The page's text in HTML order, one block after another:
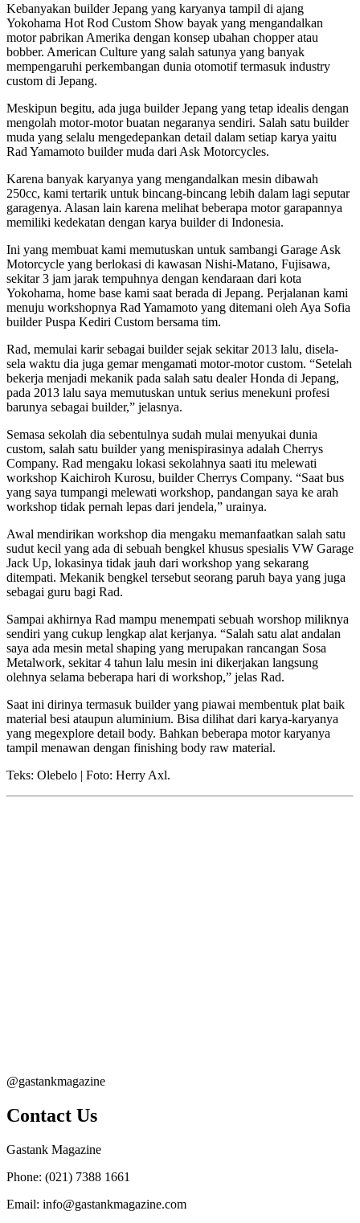
Kebanyakan builder Jepang yang karyanya tampil di ajang
Yokohama Hot Rod Custom Show bayak yang mengandalkan
motor pabrikan Amerika dengan konsep ubahan chopper atau
bobber. American Culture yang salah satunya yang banyak
mempengaruhi perkembangan dunia otomotif termasuk industry
custom di Jepang.
Meskipun begitu, ada juga builder Jepang yang tetap idealis dengan
mengolah motor-motor buatan negaranya sendiri. Salah satu builder
muda yang selalu mengedepankan detail dalam setiap karya yaitu
Rad Yamamoto builder muda dari Ask Motorcycles.
Karena banyak karyanya yang mengandalkan mesin dibawah
250cc, kami tertarik untuk bincang-bincang lebih dalam lagi seputar
garagenya. Alasan lain karena melihat beberapa motor garapannya
memiliki kedekatan dengan karya builder di Indonesia.
Ini yang membuat kami memutuskan untuk sambangi Garage Ask
Motorcycle yang berlokasi di kawasan Nishi-Matano, Fujisawa,
sekitar 3 jam jarak tempuhnya dengan kendaraan dari kota
Yokohama, home base kami saat berada di Jepang. Perjalanan kami
menuju workshopnya Rad Yamamoto yang ditemani oleh Aya Sofia
builder Puspa Kediri Custom bersama tim.
Rad, memulai karir sebagai builder sejak sekitar 2013 lalu, disela-
sela waktu dia juga gemar mengamati motor-motor custom. “Setelah
bekerja menjadi mekanik pada salah satu dealer Honda di Jepang,
pada 2013 lalu saya memutuskan untuk serius menekuni profesi
barunya sebagai builder,” jelasnya.
Semasa sekolah dia sebentulnya sudah mulai menyukai dunia
custom, salah satu builder yang menispirasinya adalah Cherrys
Company. Rad mengaku lokasi sekolahnya saati itu melewati
workshop Kaichiroh Kurosu, builder Cherrys Company. “Saat bus
yang saya tumpangi melewati workshop, pandangan saya ke arah
workshop tidak pernah lepas dari jendela,” urainya.
Awal mendirikan workshop dia mengaku memanfaatkan salah satu
sudut kecil yang ada di sebuah bengkel khusus spesialis VW Garage
Jack Up, lokasinya tidak jauh dari workshop yang sekarang
ditempati. Mekanik bengkel tersebut seorang paruh baya yang juga
sebagai guru bagi Rad.
Sampai akhirnya Rad mampu menempati sebuah worshop miliknya
sendiri yang cukup lengkap alat kerjanya. “Salah satu alat andalan
saya ada mesin metal shaping yang merupakan rancangan Sosa
Metalwork, sekitar 4 tahun lalu mesin ini dikerjakan langsung
olehnya selama beberapa hari di workshop,” jelas Rad.
Saat ini dirinya termasuk builder yang piawai membentuk plat baik
material besi ataupun aluminium. Bisa dilihat dari karya-karyanya
yang megexplore detail body. Bahkan beberapa motor karyanya
tampil menawan dengan finishing body raw material.
Teks: Olebelo | Foto: Herry Axl.
@gastankmagazine
Contact Us
Gastank Magazine
Phone: (021) 7388 1661
Email: info@gastankmagazine.com